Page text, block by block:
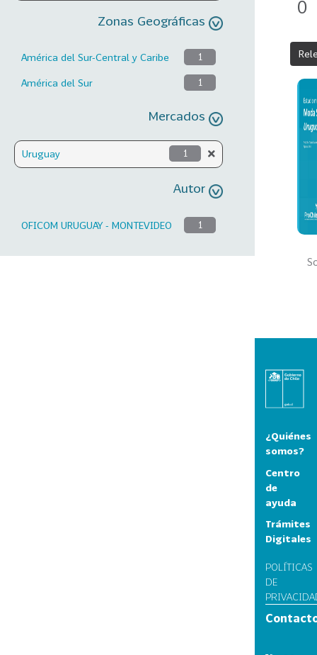
Zonas Geográficas
América del Sur-Central y Caribe 1
América del Sur 1
Mercados
Uruguay 1
Autor
OFICOM URUGUAY - MONTEVIDEO 1
0
¿Quiénes
somos?
Centro
de
ayuda
Trámites
Digitales
POLÍTICAS
DE